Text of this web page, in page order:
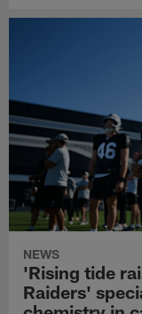
NEWS
'Rising tide
Raiders'